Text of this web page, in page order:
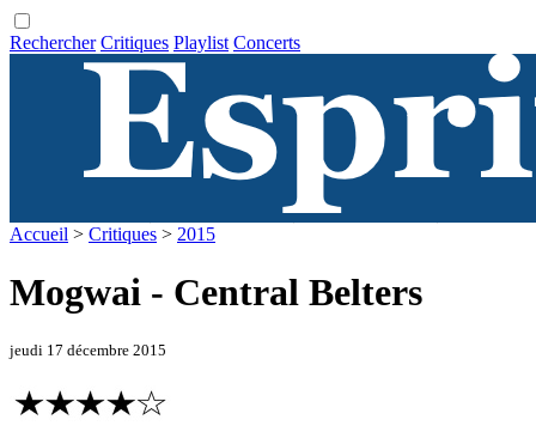
Rechercher Critiques Playlist Concerts
Accueil > Critiques > 2015
Mogwai - Central Belters
jeudi 17 décembre 2015